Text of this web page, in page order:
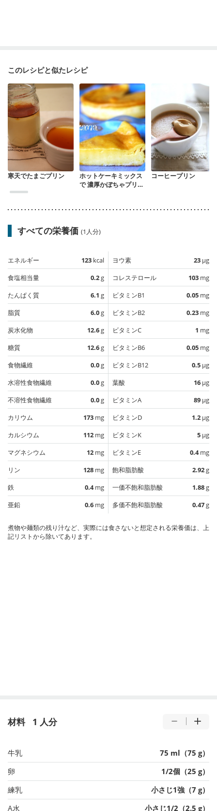
このレシピと似たレシピ
寒天でたまごプリン
ホットケーキミックス
で 濃厚かぼちゃプリン
コーヒープリン
すべての栄養価 (1人分)
エネルギー 123 kcal
食塩相当量
0.2g
たんぱく質
6.1 g
脂質
6.0g
炭水化物
12.6g
糖質
12.6g
食物繊維
0.0g
水溶性食物繊維
0.0g
不溶性食物繊維
0.0g
カリウム
173 mg
カルシウム
112 mg
マグネシウム
12 mg
リン
128 mg
鉄
0.4mg
亜鉛
0.6 mg
ヨウ素 23 µg
コレステロール
103 mg
ビタミンB1
0.05 mg
ビタミンB2
0.23 mg
ビタミンC
1 mg
ビタミンB6
0.05 mg
ビタミンB12
0.5 µg
葉酸
16 µg
ビタミンA
89 µg
ビタミンD
1.2 µg
ビタミンK
5 µg
ビタミンE
0.4mg
飽和脂肪酸
2.92g
一価不飽和脂肪酸
1.88g
多価不飽和脂肪酸
0.47g
煮物や麺類の残り汁など、実際には食さないと想定される栄養価は、上
記リストから除いてあります。
材料 1 人分
牛乳
75 ml（75 g）
卵
1/2個（25 g）
練乳
小さじ1強（7 g）
A水
小さじ1/2（2.5 g）